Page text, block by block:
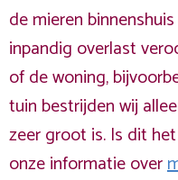
de mieren
inpandig overlast
of de woning,
tuin bestrijden wij
zeer groot is. Is dit
onze informatie over